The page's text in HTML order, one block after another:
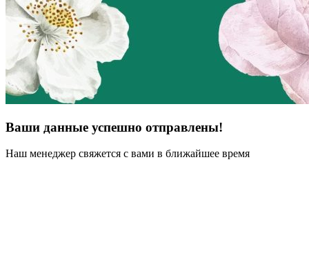
Ваши данные успешно отправлены!
Наш менеджер свяжется с вами в ближайшее время